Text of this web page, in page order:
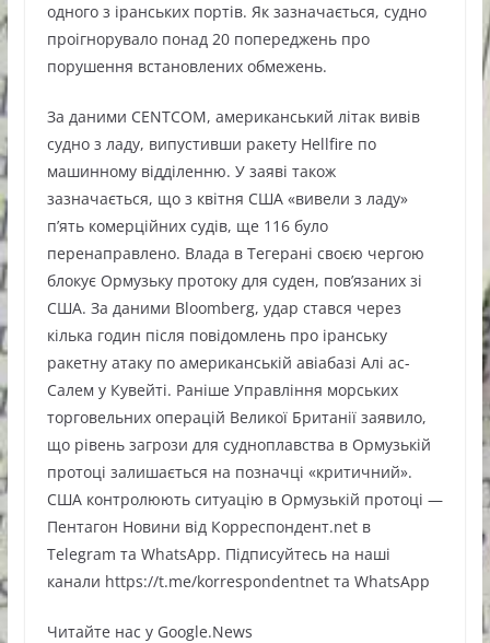
одного з іранських портів. Як зазначається, судно
проігнорувало понад 20 попереджень про
порушення встановлених обмежень.
За даними CENTCOM, американський літак вивів
судно з ладу, випустивши ракету Hellfire по
машинному відділенню. У заяві також
зазначається, що з квітня США «вивели з ладу»
п’ять комерційних судів, ще 116 було
перенаправлено. Влада в Тегерані своєю чергою
блокує Ормузьку протоку для суден, пов’язаних зі
США. За даними Bloomberg, удар стався через
кілька годин після повідомлень про іранську
ракетну атаку по американській авіабазі Алі ас-
Салем у Кувейті. Раніше Управління морських
торговельних операцій Великої Британії заявило,
що рівень загрози для судноплавства в Ормузькій
протоці залишається на позначці «критичний».
США контролюють ситуацію в Ормузькій протоці —
Пентагон Новини від Корреспондент.net в
Telegram та WhatsApp. Підписуйтесь на наші
канали https://t.me/korrespondentnet та WhatsApp
Читайте нас у Google.News